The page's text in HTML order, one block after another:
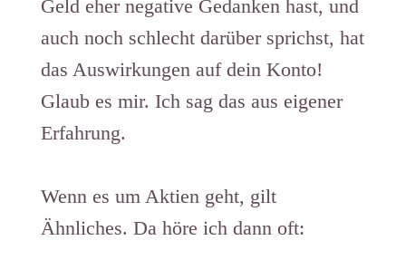
Geld eher negative Gedanken hast, und
auch noch schlecht darüber sprichst, hat
das Auswirkungen auf dein Konto!
Glaub es mir. Ich sag das aus eigener
Erfahrung.
Wenn es um Aktien geht, gilt
Ähnliches. Da höre ich dann oft: